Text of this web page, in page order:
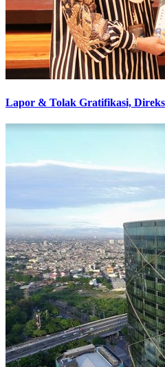
Lapor & Tolak Gratifikasi,